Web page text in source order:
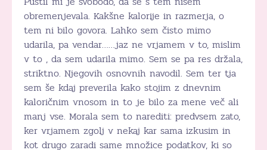
obremenjevala. Kakšne kalorije in razmerja, o
tem ni bilo govora. Lahko sem čisto mimo
udarila, pa vendar……jaz ne vrjamem v to, mislim
v to , da sem udarila mimo. Sem se pa res držala,
striktno. Njegovih osnovnih navodil. Sem ter tja
sem še kdaj preverila kako stojim z dnevnim
kaloričnim vnosom in to je bilo za mene več ali
manj vse. Morala sem to narediti: predvsem zato,
ker vrjamem zgolj v nekaj kar sama izkusim in
kot drugo zaradi same množice podatkov, ki so